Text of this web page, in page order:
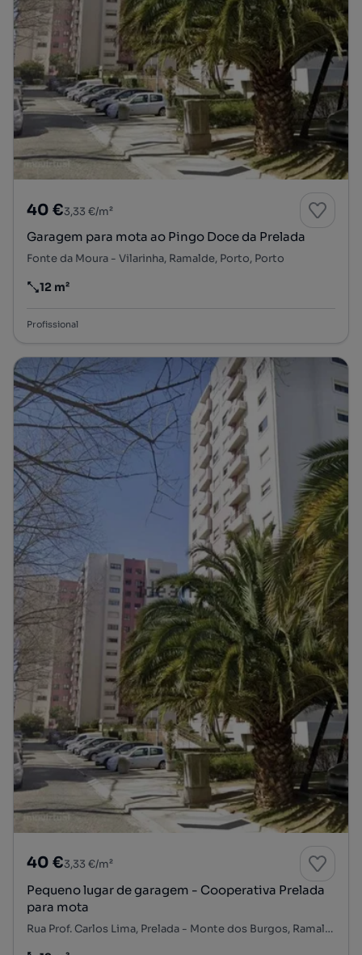
40 €3,33 €/m²
Garagem para mota ao Pingo Doce da Prelada
Fonte da Moura - Vilarinha, Ramalde, Porto, Porto
Preço por metro quadrado
12 m²
Profissional
40 €3,33 €/m²
Pequeno lugar de garagem - Cooperativa Prelada
para mota
Rua Prof. Carlos Lima, Prelada - Monte dos Burgos, Ramalde, Porto, Porto